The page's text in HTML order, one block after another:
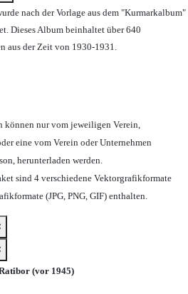
nach der Vorlage aus dem "Kurmarkalbum"
Dieses Album beinhaltet über 640
aus der Zeit von 1930-1931.
können nur vom jeweiligen Verein,
eine vom Verein oder Unternehmen
herunterladen werden.
sind 4 verschiedene Vektorgrafikformate
(JPG, PNG, GIF) enthalten.
(vor 1945)